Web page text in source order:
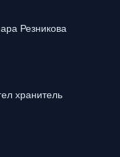
Резникова
хранитель